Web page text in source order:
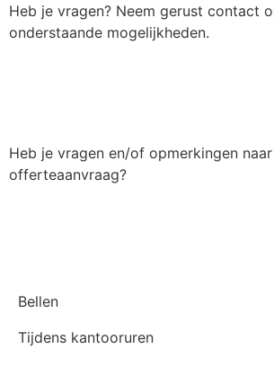
Heb je vragen? Neem gerust contact
onderstaande mogelijkheden.
Heb je vragen en/of opmerkingen
offerteaanvraag?
Bellen
Tijdens kantooruren